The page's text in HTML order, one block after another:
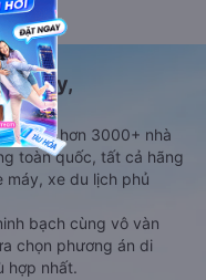
bay,
với hơn 3000+ nhà
toàn quốc, tất cả hãng
máy, xe du lịch phủ
bạch cùng vô vàn
chọn phương án di
hợp nhất.